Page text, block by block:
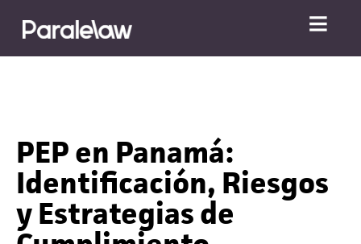
PEP en Panamá:
Identificación, Riesgos
y Estrategias de